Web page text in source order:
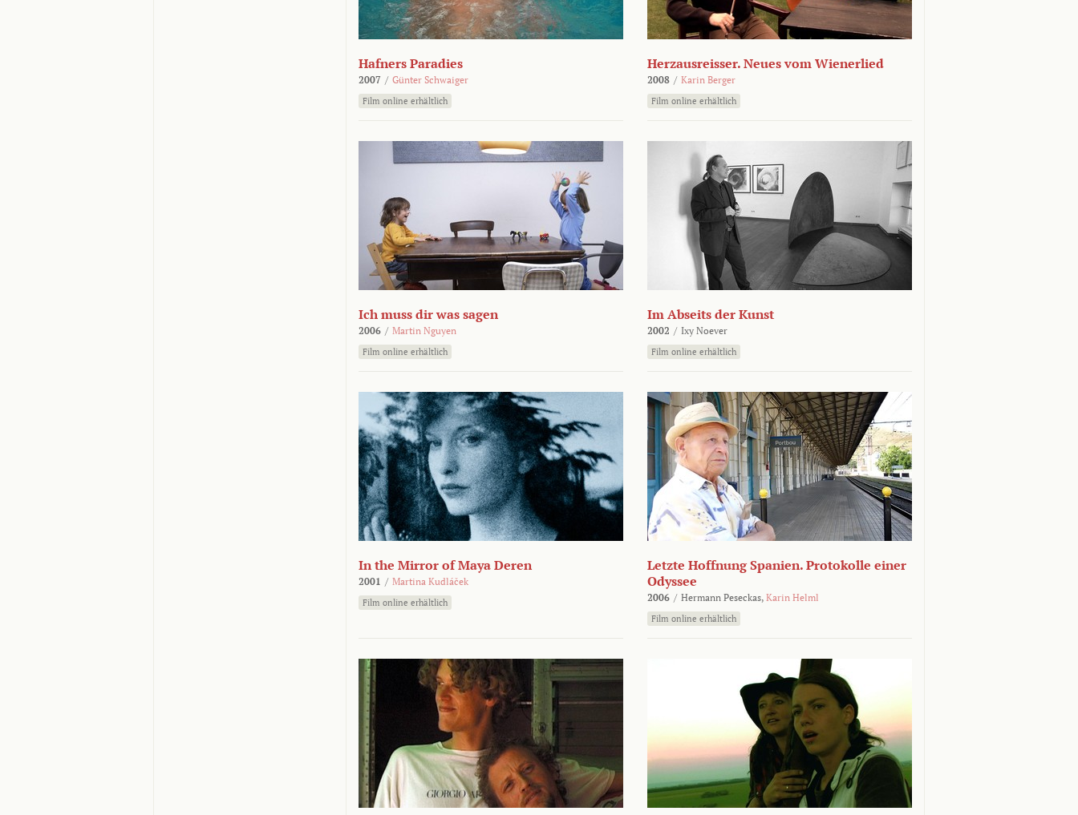
Hafners Paradies
2007 / Günter Schwaiger
Film online erhältlich
Herzausreisser. Neues vom Wienerlied
2008 / Karin Berger
Film online erhältlich
Ich muss dir was sagen
2006 / Martin Nguyen
Film online erhältlich
Im Abseits der Kunst
2002 / Ixy Noever
Film online erhältlich
In the Mirror of Maya Deren
2001 / Martina Kudláček
Film online erhältlich
Letzte Hoffnung Spanien. Protokolle einer
Odyssee
2006 / Hermann Peseckas, Karin Helml
Film online erhältlich